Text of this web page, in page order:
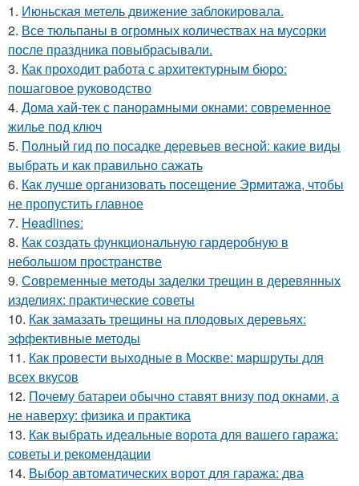
1. Июньская метель движение заблокировала.
2. Все тюльпаны в огромных количествах на мусорки
после праздника повыбрасывали.
3. Как проходит работа с архитектурным бюро:
пошаговое руководство
4. Дома хай-тек с панорамными окнами: современное
жилье под ключ
5. Полный гид по посадке деревьев весной: какие виды
выбрать и как правильно сажать
6. Как лучше организовать посещение Эрмитажа, чтобы
не пропустить главное
7. Headlines:
8. Как создать функциональную гардеробную в
небольшом пространстве
9. Современные методы заделки трещин в деревянных
изделиях: практические советы
10. Как замазать трещины на плодовых деревьях:
эффективные методы
11. Как провести выходные в Москве: маршруты для
всех вкусов
12. Почему батареи обычно ставят внизу под окнами, а
не наверху: физика и практика
13. Как выбрать идеальные ворота для вашего гаража:
советы и рекомендации
14. Выбор автоматических ворот для гаража: два